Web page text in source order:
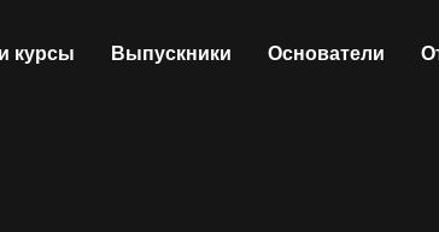
курсы Выпускники Основатели